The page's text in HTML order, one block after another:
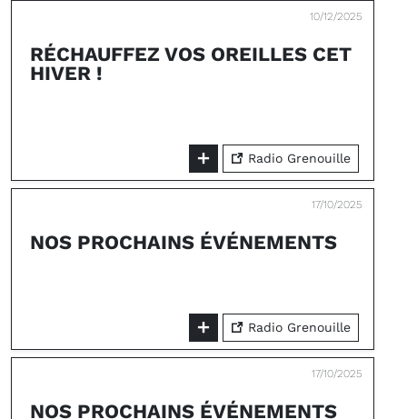
10/12/2025
RÉCHAUFFEZ VOS OREILLES CET
HIVER !
Radio Grenouille
17/10/2025
NOS PROCHAINS ÉVÉNEMENTS
Radio Grenouille
17/10/2025
NOS PROCHAINS ÉVÉNEMENTS